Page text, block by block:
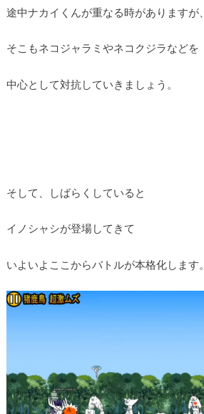
途中ナカイくんが重なる時がありますが、
そこもネコジャラミやネコクジラなどを
中心として対抗していきましょう。
そして、しばらくしていると
イノシャシが登場してきて
いよいよここからバトルが本格化します。